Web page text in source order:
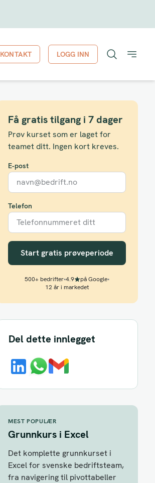
KONTAKT LOGG INN
Få gratis tilgang i 7 dager
Prøv kurset som er laget for
teamet ditt. Ingen kort kreves.
E-post
Telefon
Start gratis prøveperiode
500+ bedrifter•4.9 på Google•
12 år i markedet
Del dette innlegget
MEST POPULÆR
Grunnkurs i Excel
Det komplette grunnkurset i
Excel for svenske bedriftsteam,
fra navigering til pivottabeller